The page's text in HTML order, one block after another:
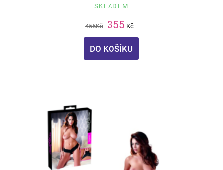
SKLADEM
455Kč 355 Kč
DO KOŠÍKU